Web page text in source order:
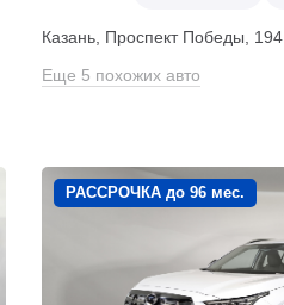
Казань, Проспект Победы, 194
Еще 5 похожих авто
РАССРОЧКА до 96 мес.